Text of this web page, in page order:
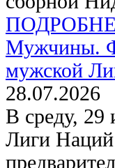
Мужчины.
мужской
28.07.2026
В среду, 29
Лиги